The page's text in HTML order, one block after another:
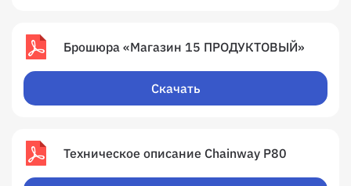
Брошюра «Магазин 15 ПРОДУКТОВЫЙ»
Скачать
Техническое описание Chainway P80